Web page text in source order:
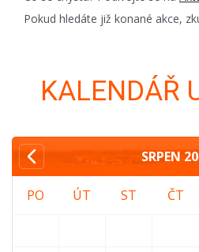
Pokud hledáte již konané akce,
KALENDÁŘ
SRPEN
PO ÚT ST ČT